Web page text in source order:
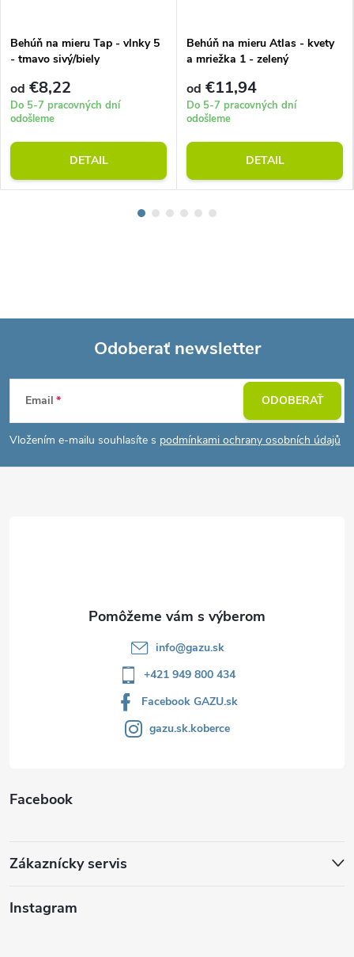
Behúň na mieru Tap - vlnky 5
- tmavo sivý/biely
od €8,22
Do 5-7 pracovných dní
odošleme
DETAIL
Behúň na mieru Atlas - kvety
a mriežka 1 - zelený
od €11,94
Do 5-7 pracovných dní
odošleme
DETAIL
Z
á
p
Odoberať newsletter
Email
Vložením e-mailu souhlasíte s podmínkami ochrany osobních údajů
ODOBERAŤ
info@gazu.sk
+421 949 800 434
Facebook GAZU.sk
gazu.sk.koberce
Facebook
Zákaznícky servis
Instagram